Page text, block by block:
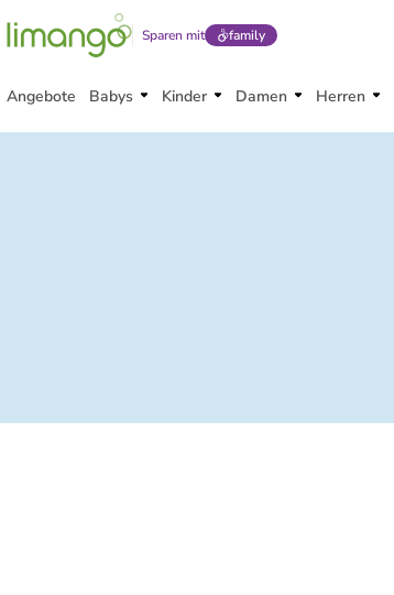
Sparen mit family
Angebote Babys Kinder Damen Herren